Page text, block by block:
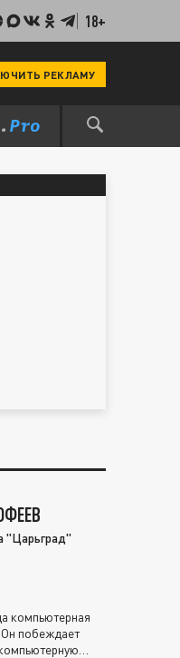
18+
РЕКЛАМУ
"Царьград"
компьютерная
Он побеждает